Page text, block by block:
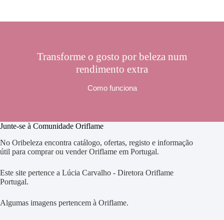
Transforme o gosto por beleza num
rendimento extra
Como funciona
Junte-se à Comunidade Oriflame
No Oribeleza encontra catálogo, ofertas, registo e informação
útil para comprar ou vender Oriflame em Portugal.
Este site pertence a Lúcia Carvalho - Diretora Oriflame
Portugal.
Algumas imagens pertencem à Oriflame.